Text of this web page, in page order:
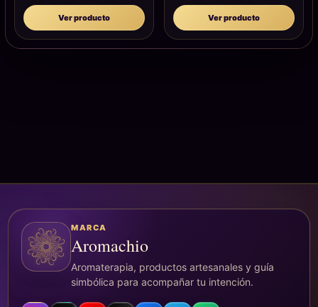
Ver producto Ver producto
MARCA
Aromachio
Aromaterapia, productos artesanales y guía
simbólica para acompañar tu intención.